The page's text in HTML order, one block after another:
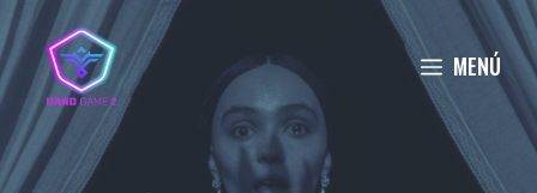
Saltar
al
contenido
MENÚ